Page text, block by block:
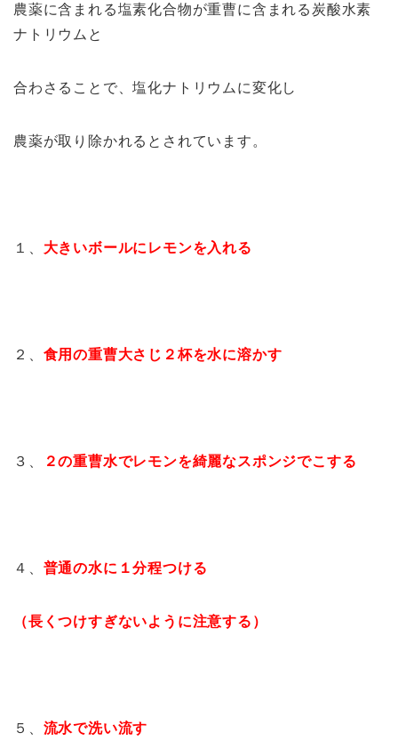
農薬に含まれる塩素化合物が重曹に含まれる炭酸水素
ナトリウムと
合わさることで、塩化ナトリウムに変化し
農薬が取り除かれるとされています。
１、 大きいボールにレモンを入れる
２、 食用の重曹大さじ２杯を水に溶かす
３、 ２の重曹水でレモンを綺麗なスポンジでこする
４、 普通の水に１分程つける
（長くつけすぎないように注意する）
５、 流水で洗い流す